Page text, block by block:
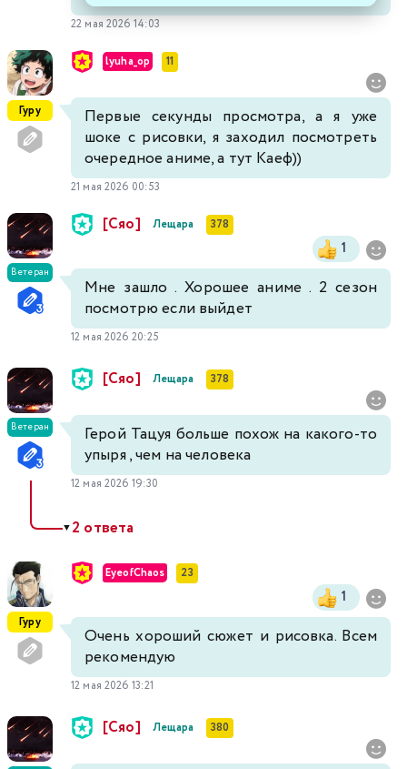
22 мая 2026 14:03
Гуру
lyuha_op 11
Первые секунды просмотра, а я уже
шоке с рисовки, я заходил посмотреть
очередное аниме, а тут Каеф))
21 мая 2026 00:53
Ветеран
[Сяо] Лещара 378
1
Мне зашло . Хорошее аниме . 2 сезон
посмотрю если выйдет
12 мая 2026 20:25
Ветеран
[Сяо] Лещара 378
Герой Тацуя больше похож на какого-то
упыря , чем на человека
12 мая 2026 19:30
▼2 ответа
Гуру
EyeofChaos 23
1
Очень хороший сюжет и рисовка. Всем
рекомендую
12 мая 2026 13:21
[Сяо] Лещара 380